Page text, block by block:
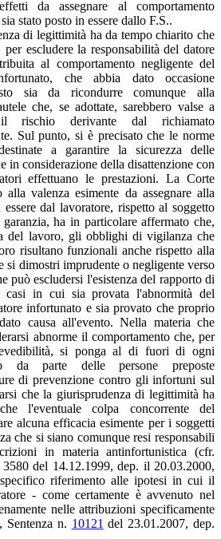
da assegnare al comportamento
stato posto in essere dallo F.S..
di legittimità ha da tempo chiarito che
per escludere la responsabilità del datore
al comportamento negligente del
che abbia dato occasione
sia da ricondurre comunque alla
che, se adottate, sarebbero valse a
il rischio derivante dal richiamato
Sul punto, si è precisato che le norme
a garantire la sicurezza delle
in considerazione della disattenzione con
effettuano le prestazioni. La Corte
valenza esimente da assegnare alla
dal lavoratore, rispetto al soggetto
ha in particolare affermato che,
del lavoro, gli obblighi di vigilanza che
risultano funzionali anche rispetto alla
si dimostri imprudente o negligente verso
può escludersi l'esistenza del rapporto di
casi in cui sia provata l'abnormità del
infortunato e sia provato che proprio
causa all'evento. Nella materia che
abnorme il comportamento che, per
si ponga al di fuori di ogni
da parte delle persone preposte
di prevenzione contro gli infortuni sul
che la giurisprudenza di legittimità ha
l'eventuale colpa concorrente del
alcuna efficacia esimente per i soggetti
che si siano comunque resi responsabili
in materia antinfortunistica (cfr.
3580 del 14.12.1999, dep. il 20.03.2000,
riferimento alle ipotesi in cui il
- come certamente è avvenuto nel
nelle attribuzioni specificamente
Sentenza n. 10121 del 23.01.2007, dep.